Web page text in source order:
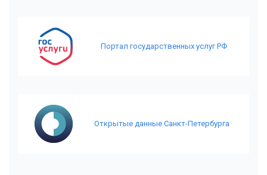
Портал государственных услуг РФ
Открытые данные Санкт-Петербурга